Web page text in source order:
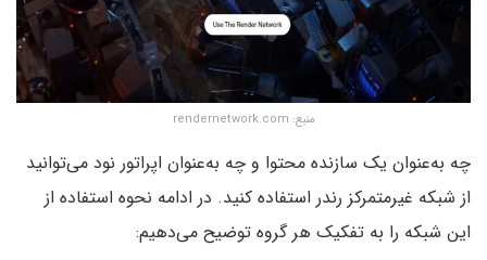
منبع: rendernetwork.com
چه به‌عنوان یک سازنده محتوا و چه به‌عنوان اپراتور نود می‌توانید
از شبکه غیرمتمرکز رندر استفاده کنید. در ادامه نحوه استفاده از
این شبکه را به تفکیک هر گروه توضیح می‌دهیم: